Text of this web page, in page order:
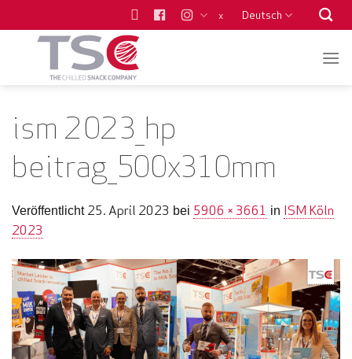
Inhalt
x Deutsch
ism 2023_hp
beitrag_500x310mm
Veröffentlicht 25. April 2023 bei 5906 × 3661 in ISM Köln
2023